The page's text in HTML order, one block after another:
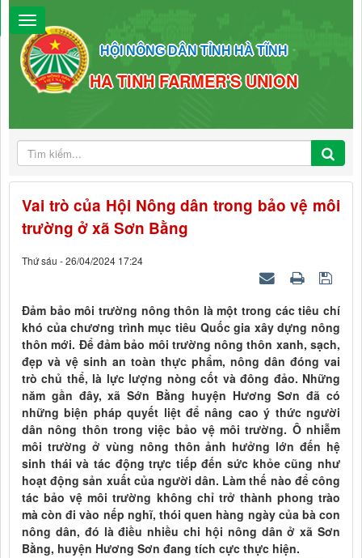
HỘI NÔNG DÂN TỈNH HÀ TĨNH
HA TINH FARMER'S UNION
Vai trò của Hội Nông dân trong bảo vệ môi
trường ở xã Sơn Bằng
Thứ sáu - 26/04/2024 17:24
Đảm bảo môi trường nông thôn là một trong các tiêu chí
khó của chương trình mục tiêu Quốc gia xây dựng nông
thôn mới. Để đảm bảo môi trường nông thôn xanh, sạch,
đẹp và vệ sinh an toàn thực phẩm, nông dân đóng vai
trò chủ thể, là lực lượng nòng cốt và đông đảo. Những
năm gần đây, xã Sớn Bằng huyện Hương Sơn đã có
những biện pháp quyết liệt để nâng cao ý thức người
dân nông thôn trong việc bảo vệ môi trường. Ô nhiễm
môi trường ở vùng nông thôn ảnh hưởng lớn đến hệ
sinh thái và tác động trực tiếp đến sức khỏe cũng như
hoạt động sản xuất của người dân. Làm thế nào để công
tác bảo vệ môi trường không chỉ trở thành phong trào
mà còn đi vào nếp nghĩ, thói quen hàng ngày của bà con
nông dân, đó là điều nhiều chi hội nông dân ở xã Sơn
Bằng, huyện Hương Sơn đang tích cực thực hiện.